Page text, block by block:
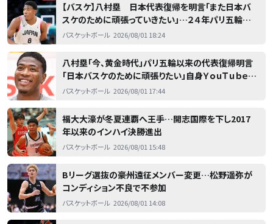
【バスケ】八村塁 日本代表復帰を明言「また日本バ
スケのために頑張っていきたい」…２４年パリ五輪以
来の日の丸を背負う
バスケットボール 2026/08/01 18:24
八村塁「今、黄金時代」パリ五輪以来の代表復帰明言
「日本バスケのために頑張りたい」自身ＹｏｕＴｕｂｅ更
新
バスケットボール 2026/08/01 17:44
福大大濠が冬夏連覇へ王手…開志国際を下し2017
年以来のインハイ決勝進出
バスケットボール 2026/08/01 15:48
Bリーグ選抜の豪州遠征メンバー変更…松野遥弥が
コンディション不良で不参加
バスケットボール 2026/08/01 14:08